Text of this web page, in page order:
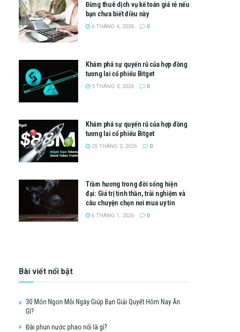
Đừng thuê dịch vụ kế toán giá rẻ nếu
bạn chưa biết điều này
6 THÁNG 4, 2026 0
Khám phá sự quyến rũ của hợp đồng
tương lai cổ phiếu Bitget
3 THÁNG 3, 2026 0
Khám phá sự quyến rũ của hợp đồng
tương lai cổ phiếu Bitget
25 THÁNG 2, 2026 0
Trầm hương trong đời sống hiện
đại: Giá trị tinh thần, trải nghiệm và
câu chuyện chọn nơi mua uy tín
6 THÁNG 1, 2026 0
Bài viết nổi bật
30 Món Ngon Mỗi Ngày Giúp Bạn Giải Quyết Hôm Nay Ăn
Gì?
Đài phun nước phao nổi là gì?